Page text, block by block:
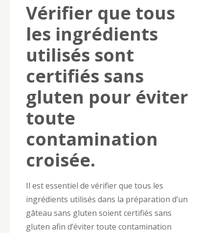
Vérifier que tous
les ingrédients
utilisés sont
certifiés sans
gluten pour éviter
toute
contamination
croisée.
Il est essentiel de vérifier que tous les
ingrédients utilisés dans la préparation d’un
gâteau sans gluten soient certifiés sans
gluten afin d’éviter toute contamination